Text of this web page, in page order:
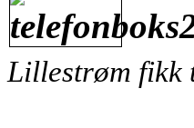
Lillestrøm fikk